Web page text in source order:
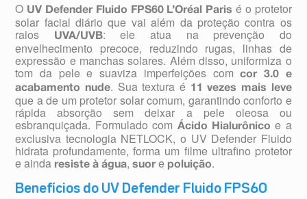
O UV Defender Fluido FPS60 L’Oréal Paris é o protetor
solar facial diário que vai além da proteção contra os
raios UVA/UVB: ele atua na prevenção do
envelhecimento precoce, reduzindo rugas, linhas de
expressão e manchas solares. Além disso, uniformiza o
tom da pele e suaviza imperfeições comcor 3.0 e
acabamento nude. Sua textura é 11 vezes mais leve
que a de um protetor solar comum, garantindo conforto e
rápida absorção sem deixar a pele oleosa ou
esbranquiçada. Formulado com Ácido Hialurônico e a
exclusiva tecnologia NETLOCK, o UV Defender Fluido
hidrata profundamente, forma um filme ultrafino protetor
e ainda resiste à água,suore poluição.
Benefícios do UV Defender Fluido FPS60